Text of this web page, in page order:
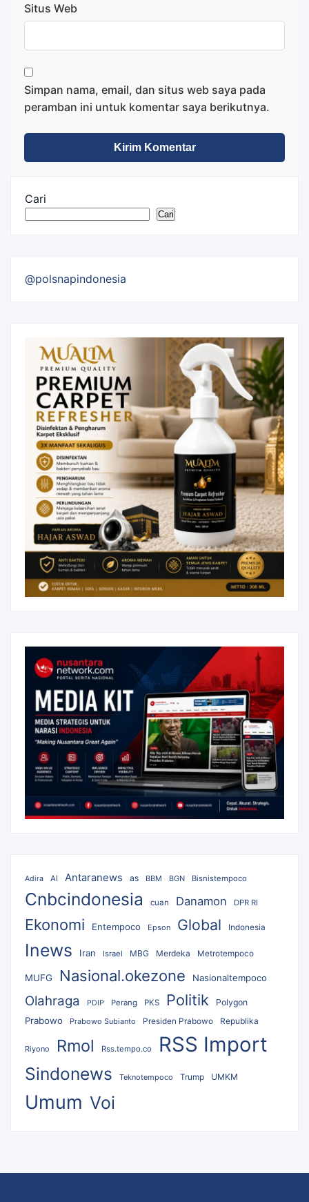
Situs Web
Simpan nama, email, dan situs web saya pada
peramban ini untuk komentar saya berikutnya.
Cari
Cari
@polsnapindonesia
Adira AI Antaranews as BBM BGN Bisnistempoco
Cnbcindonesia cuan Danamon DPR RI
Ekonomi Entempoco Epson Global Indonesia
Inews Iran Israel MBG Merdeka Metrotempoco
MUFG Nasional.okezone Nasionaltempoco
Olahraga PDIP Perang PKS Politik Polygon
Prabowo Prabowo Subianto Presiden Prabowo Republika
Riyono Rmol Rss.tempo.co RSS Import
Sindonews Teknotempoco Trump UMKM
Umum Voi